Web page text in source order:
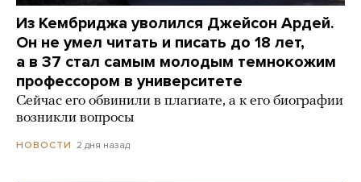
Из Кембриджа уволился Джейсон Ардей.
Он не умел читать и писать до 18 лет,
а в 37 стал самым молодым темнокожим
профессором в университете
Сейчас его обвинили в плагиате, а к его биографии
возникли вопросы
НОВОСТИ 2 дня назад